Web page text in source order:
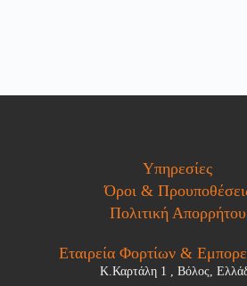
Υπηρεσίες
Όροι &
Πολιτική Απορρήτου
Εταιρεία Φορτίων &
Κ.Καρτάλη 1 , Βόλος,